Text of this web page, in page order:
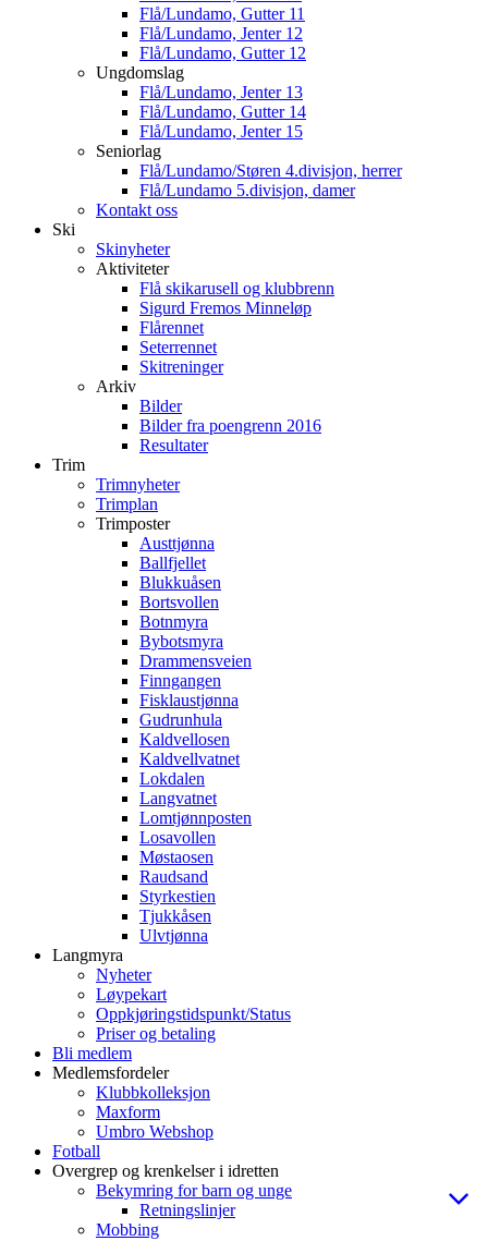
Flå/Lundamo, Gutter 11
Flå/Lundamo, Jenter 12
Flå/Lundamo, Gutter 12
Ungdomslag
Flå/Lundamo, Jenter 13
Flå/Lundamo, Gutter 14
Flå/Lundamo, Jenter 15
Seniorlag
Flå/Lundamo/Støren 4.divisjon, herrer
Flå/Lundamo 5.divisjon, damer
Kontakt oss
Ski
Skinyheter
Aktiviteter
Flå skikarusell og klubbrenn
Sigurd Fremos Minneløp
Flårennet
Seterrennet
Skitreninger
Arkiv
Bilder
Bilder fra poengrenn 2016
Resultater
Trim
Trimnyheter
Trimplan
Trimposter
Austtjønna
Ballfjellet
Blukkuåsen
Bortsvollen
Botnmyra
Bybotsmyra
Drammensveien
Finngangen
Fisklaustjønna
Gudrunhula
Kaldvellosen
Kaldvellvatnet
Lokdalen
Langvatnet
Lomtjønnposten
Losavollen
Møstaosen
Raudsand
Styrkestien
Tjukkåsen
Ulvtjønna
Langmyra
Nyheter
Løypekart
Oppkjøringstidspunkt/Status
Priser og betaling
Bli medlem
Medlemsfordeler
Klubbkolleksjon
Maxform
Umbro Webshop
Fotball
Overgrep og krenkelser i idretten
Bekymring for barn og unge
Retningslinjer
Mobbing